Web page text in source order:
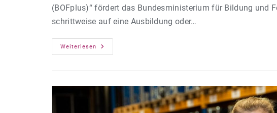
(BOFplus)“ fördert das Bundesministerium für Bildung und
schrittweise auf eine Ausbildung oder…
Weiterlesen
BOFplus
–
Orientierung
Personen